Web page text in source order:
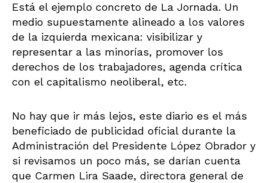
Está el ejemplo concreto de La Jornada. Un
medio supuestamente alineado a los valores
de la izquierda mexicana: visibilizar y
representar a las minorías, promover los
derechos de los trabajadores, agenda crítica
con el capitalismo neoliberal, etc.
No hay que ir más lejos, este diario es el más
beneficiado de publicidad oficial durante la
Administración del Presidente López Obrador y
si revisamos un poco más, se darían cuenta
que Carmen Lira Saade, directora general de